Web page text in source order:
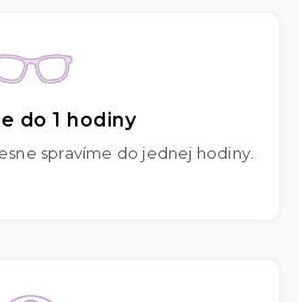
do 1 hodiny
spravíme do jednej hodiny.